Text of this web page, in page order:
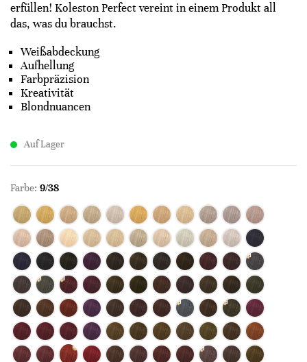
erfüllen! Koleston Perfect vereint in einem Produkt all
das, was du brauchst.
Weißabdeckung
Aufhellung
Farbpräzision
Kreativität
Blondnuancen
Auf Lager
Farbe: 9/38